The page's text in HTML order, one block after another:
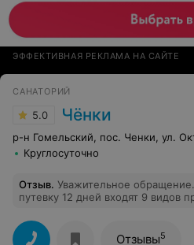
ЭФФЕКТИВНАЯ РЕКЛАМА НА САЙТЕ
САНАТОРИЙ
5.0 Чёнки
р-н Гомельский, пос. Ченки, ул.
Круглосуточно
Отзыв. Уважительное
путевку 12 дней входят 9 видов
Отзывы5